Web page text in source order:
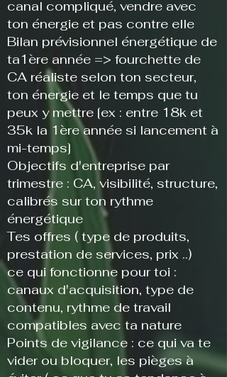
canal compliqué, vendre avec
ton énergie et pas contre elle
Bilan prévisionnel énergétique de
ta1ère année => fourchette de
CA réaliste selon ton secteur,
ton énergie et le temps que tu
peux y mettre [ex : entre 18k et
35k la 1ère année si lancement à
mi-temps]
Objectifs d'entreprise par
trimestre : CA, visibilité, structure,
calibrés sur ton rythme
énergétique
​Tes offres ( type de produits,
prestation de services, prix ..)
ce qui fonctionne pour toi :
canaux d'acquisition, type de
contenu, rythme de travail
compatibles avec ta nature
​Points de vigilance : ce qui va te
vider ou bloquer, les pièges à